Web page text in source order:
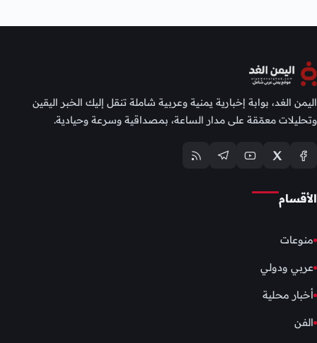
اليمن الغد، بوابة إخبارية يمنية وعربية شاملة تنقل إليك الخبر اليقين
وتحليلات معمّقة على مدار الساعة، بمصداقية وسرعة وحيادية.
الأقسام
منوعات
عربي ودولي
أخبار محلية
الفن